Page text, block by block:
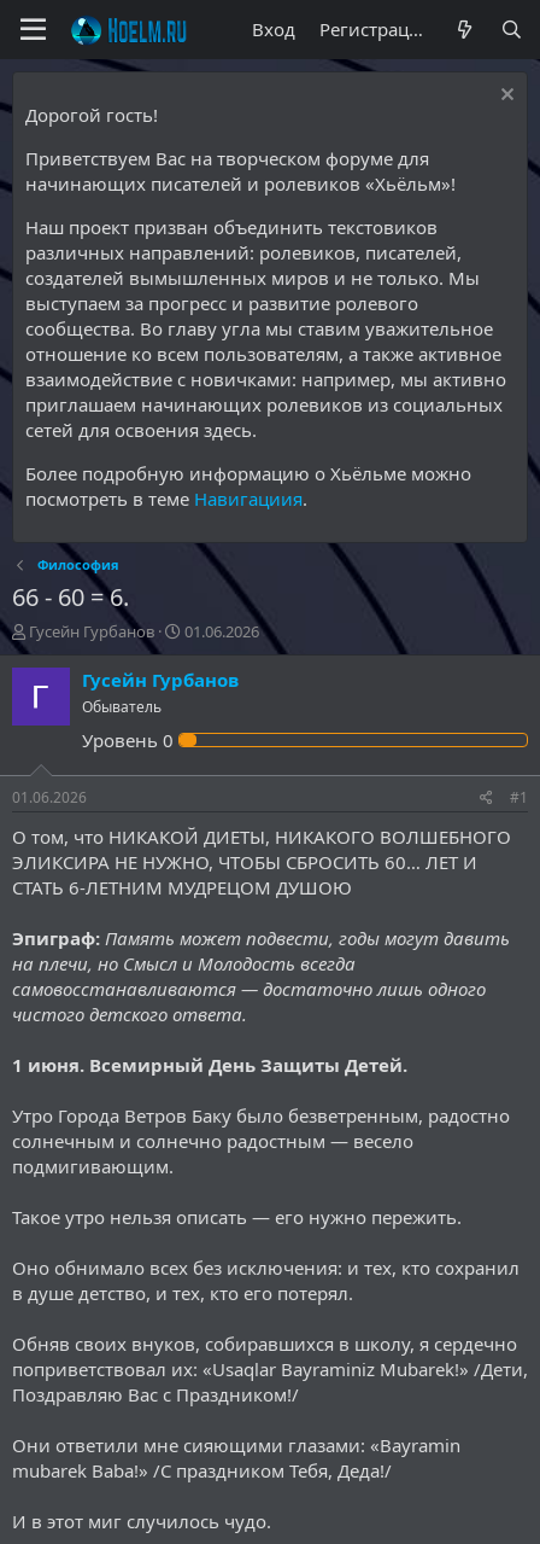
Вход Регистрация
Дорогой гость!
Приветствуем Вас на творческом форуме для
начинающих писателей и ролевиков «Хьёльм»!
Наш проект призван объединить текстовиков
различных направлений: ролевиков, писателей,
создателей вымышленных миров и не только. Мы
выступаем за прогресс и развитие ролевого
сообщества. Во главу угла мы ставим уважительное
отношение ко всем пользователям, а также активное
взаимодействие с новичками: например, мы активно
приглашаем начинающих ролевиков из социальных
сетей для освоения здесь.
Более подробную информацию о Хьёльме можно
посмотреть в теме Навигациия.
Философия
66 - 60 = 6.
А
в
т
м
ы
Гусейн Гурбанов
Д
т
а
а
а
01.06.2026
Гусейн Гурбанов
Обыватель
Уровень 0
01.06.2026 #1
О том, что НИКАКОЙ ДИЕТЫ, НИКАКОГО ВОЛШЕБНОГО
ЭЛИКСИРА НЕ НУЖНО, ЧТОБЫ СБРОСИТЬ 60… ЛЕТ И
СТАТЬ 6-ЛЕТНИМ МУДРЕЦОМ ДУШОЮ
Эпиграф: Память может подвести, годы могут давить
на плечи, но Смысл и Молодость всегда
самовосстанавливаются — достаточно лишь одного
чистого детского ответа.
1 июня. Всемирный День Защиты Детей.
Утро Города Ветров Баку было безветренным, радостно
солнечным и солнечно радостным — весело
подмигивающим.
Такое утро нельзя описать — его нужно пережить.
Оно обнимало всех без исключения: и тех, кто сохранил
в душе детство, и тех, кто его потерял.
Обняв своих внуков, собиравшихся в школу, я сердечно
поприветствовал их: «Usaqlar Bayraminiz Mubarek!» /Дети,
Поздравляю Вас с Праздником!/
Они ответили мне сияющими глазами: «Bayramin
mubarek Baba!» /С праздником Тебя, Деда!/
И в этот миг случилось чудо.